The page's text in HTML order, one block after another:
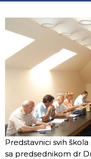
Predstavnici svih
sa predsednikom dr